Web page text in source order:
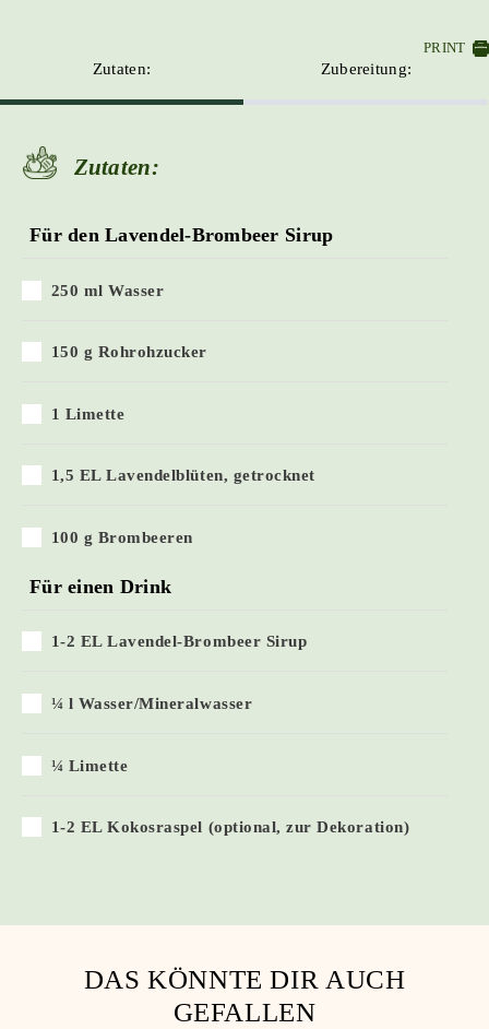
PRINT
Zutaten: Zubereitung:
Zutaten:
Für den Lavendel-Brombeer Sirup
250 ml Wasser
150 g Rohrohzucker
1 Limette
1,5 EL Lavendelblüten, getrocknet
100 g Brombeeren
Für einen Drink
1-2 EL Lavendel-Brombeer Sirup
¼ l Wasser/Mineralwasser
¼ Limette
1-2 EL Kokosraspel (optional, zur Dekoration)
DAS KÖNNTE DIR AUCH
GEFALLEN